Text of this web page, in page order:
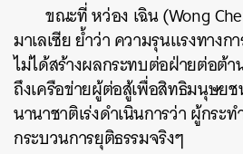
ขณะที่ หว่อง เฉิน (Wong
มาเลเซีย ย้ำว่า ความรุนแรงทางก
ไม่ได้สร้างผลกระทบต่อฝ่ายต่อต้
ถึงเครือข่ายผู้ต่อสู้เพื่อสิทธิมนุษย
นานาชาติเร่งดำเนินการว่า ผู้กระ
กระบวนการยุติธรรมจริงๆ